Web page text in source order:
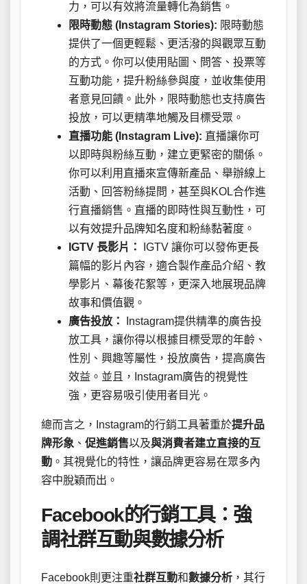
力，可以有效將流量轉化為銷售。
限時動態 (Instagram Stories): 限時動態
提供了一個更輕鬆、更活潑的與觀眾互動
的方式。你可以使用貼圖、問答、投票等
互動功能，提升粉絲參與度，並收集使用
者意見回饋。此外，限時動態也支持廣告
投放，可以更精準地觸及目標受眾。
直播功能 (Instagram Live): 直播讓你可
以即時與粉絲互動，建立更緊密的關係。
你可以利用直播來宣傳新產品、舉辦線上
活動、回答粉絲提問，甚至與KOL合作進
行直播銷售。直播的即時性與互動性，可
以有效提升品牌知名度和粉絲黏著度。
IGTV 長影片：
IGTV 讓你可以發佈更長
篇幅的影片內容，適合製作產品介紹、教
學影片、幕後花絮等，更深入地展現品牌
故事和價值觀。
廣告投放：
Instagram提供精準的廣告投
放工具，讓你得以根據目標受眾的年齡、
性別、興趣等屬性，投放廣告，提高廣告
效益。並且，Instagram廣告的視覺性
強，更容易吸引使用者目光。
總而言之，Instagram的行銷工具著重於提升品
牌形象 、 促進銷售以及與消費者建立直接的互
動 。其視覺化的特性，讓品牌更容易在眾多內
容中脫穎而出。
Facebook的行銷工具：強
調社群互動與數據分析
Facebook則更注重社群互動和數據分析 ，其行